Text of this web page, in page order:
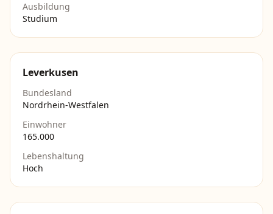
Ausbildung
Studium
Leverkusen
Bundesland
Nordrhein-Westfalen
Einwohner
165.000
Lebenshaltung
Hoch